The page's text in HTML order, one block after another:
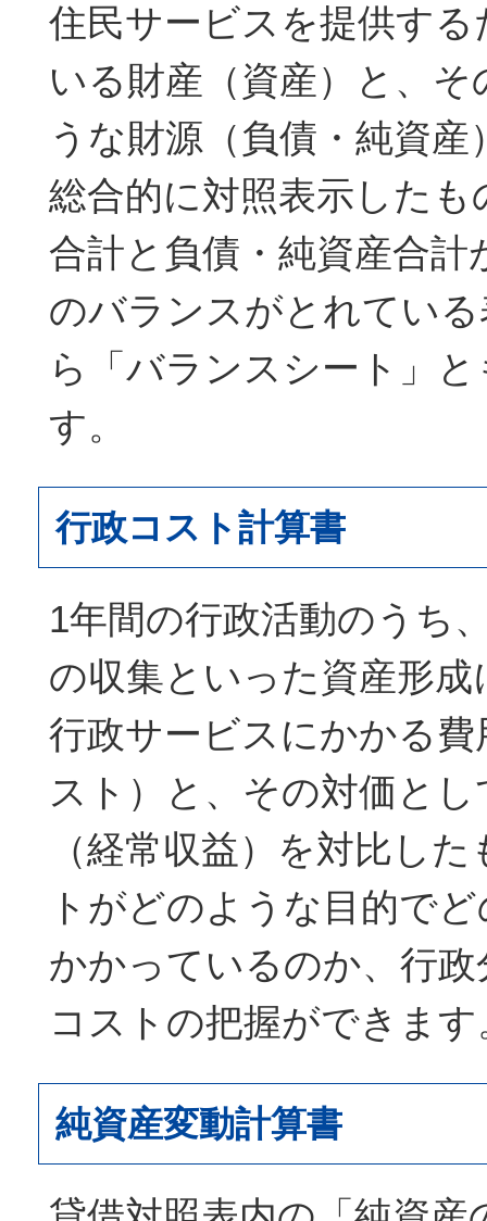
住民サービスを提供す
いる財産（資産）と、
うな財源（負債・純資
総合的に対照表示したも
合計と負債・純資産合計
のバランスがとれてい
ら「バランスシート」
す。
行政コスト計算書
1年間の行政活動のうち
の収集といった資産形
行政サービスにかかる費
スト）と、その対価と
（経常収益）を対比し
トがどのような目的で
かかっているのか、行
コストの把握ができます
純資産変動計算書